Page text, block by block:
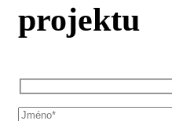
projektu